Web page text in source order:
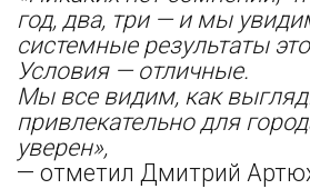
год, два, три — и мы
системные результаты
Условия — отличные.
Мы все видим, как
привлекательно для
уверен»,
— отметил Дмитрий